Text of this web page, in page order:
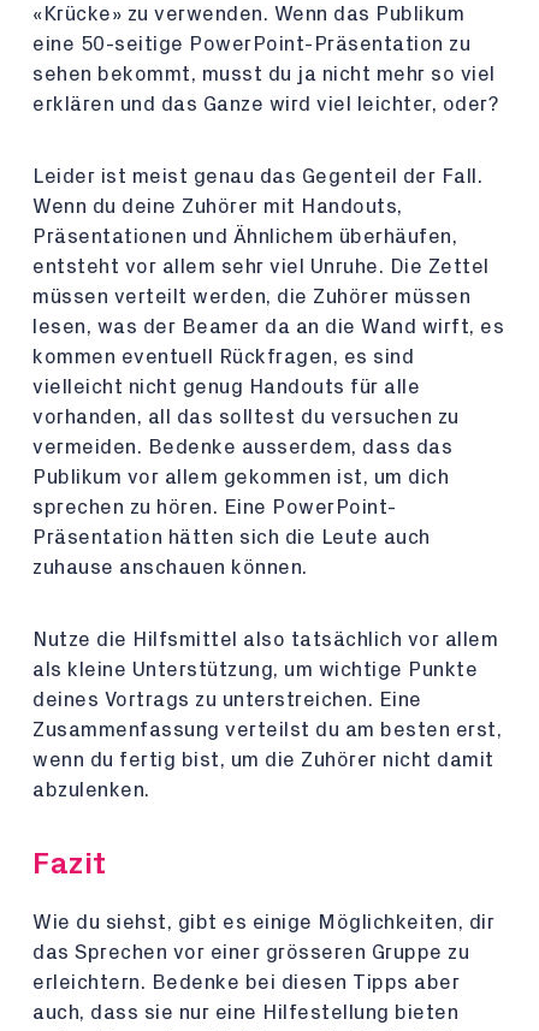
«Krücke» zu verwenden. Wenn das Publikum
eine 50-seitige PowerPoint-Präsentation zu
sehen bekommt, musst du ja nicht mehr so viel
erklären und das Ganze wird viel leichter, oder?
Leider ist meist genau das Gegenteil der Fall.
Wenn du deine Zuhörer mit Handouts,
Präsentationen und Ähnlichem überhäufen,
entsteht vor allem sehr viel Unruhe. Die Zettel
müssen verteilt werden, die Zuhörer müssen
lesen, was der Beamer da an die Wand wirft, es
kommen eventuell Rückfragen, es sind
vielleicht nicht genug Handouts für alle
vorhanden, all das solltest du versuchen zu
vermeiden. Bedenke ausserdem, dass das
Publikum vor allem gekommen ist, um dich
sprechen zu hören. Eine PowerPoint-
Präsentation hätten sich die Leute auch
zuhause anschauen können.
Nutze die Hilfsmittel also tatsächlich vor allem
als kleine Unterstützung, um wichtige Punkte
deines Vortrags zu unterstreichen. Eine
Zusammenfassung verteilst du am besten erst,
wenn du fertig bist, um die Zuhörer nicht damit
abzulenken.
Fazit
Wie du siehst, gibt es einige Möglichkeiten, dir
das Sprechen vor einer grösseren Gruppe zu
erleichtern. Bedenke bei diesen Tipps aber
auch, dass sie nur eine Hilfestellung bieten